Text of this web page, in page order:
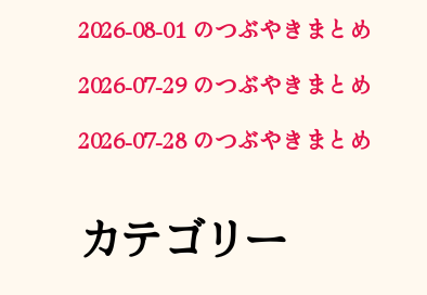
2026-08-01 のつぶやきまとめ
2026-07-29 のつぶやきまとめ
2026-07-28 のつぶやきまとめ
カテゴリー